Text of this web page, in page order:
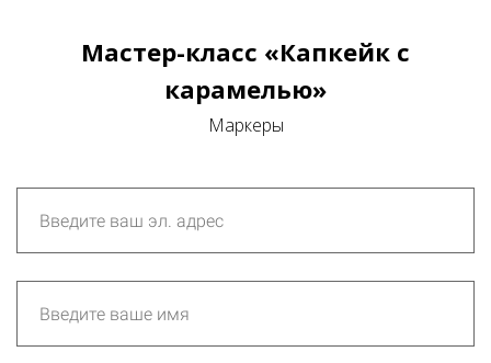
Мастер-класс «Капкейк с
карамелью»
Маркеры